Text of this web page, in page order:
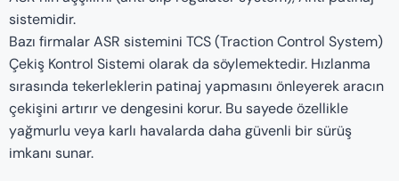
sistemidir.
Bazı firmalar ASR sistemini TCS (Traction Control System)
Çekiş Kontrol Sistemi olarak da söylemektedir. Hızlanma
sırasında tekerleklerin patinaj yapmasını önleyerek aracın
çekişini artırır ve dengesini korur. Bu sayede özellikle
yağmurlu veya karlı havalarda daha güvenli bir sürüş
imkanı sunar.